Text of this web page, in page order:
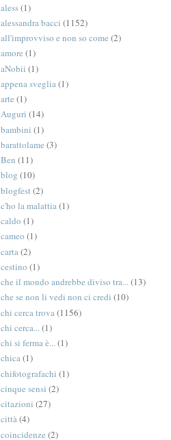
aless(1)
alessandra bacci (1152)
all'improvviso e non so come (2)
amore (1)
aNobii (1)
appena sveglia(1)
arte (1)
Auguri (14)
bambini (1)
barattolame (3)
Ben (11)
blog (10)
blogfest (2)
c'ho la malattia(1)
caldo (1)
cameo (1)
carta(2)
cestino (1)
che il mondo andrebbe diviso tra...(13)
che se non li vedi non ci credi (10)
chi cerca trova(1156)
chi cerca...(1)
chi si ferma è...(1)
chica(1)
chifotografachi (1)
cinque sensi (2)
citazioni (27)
città(4)
coincidenze (2)